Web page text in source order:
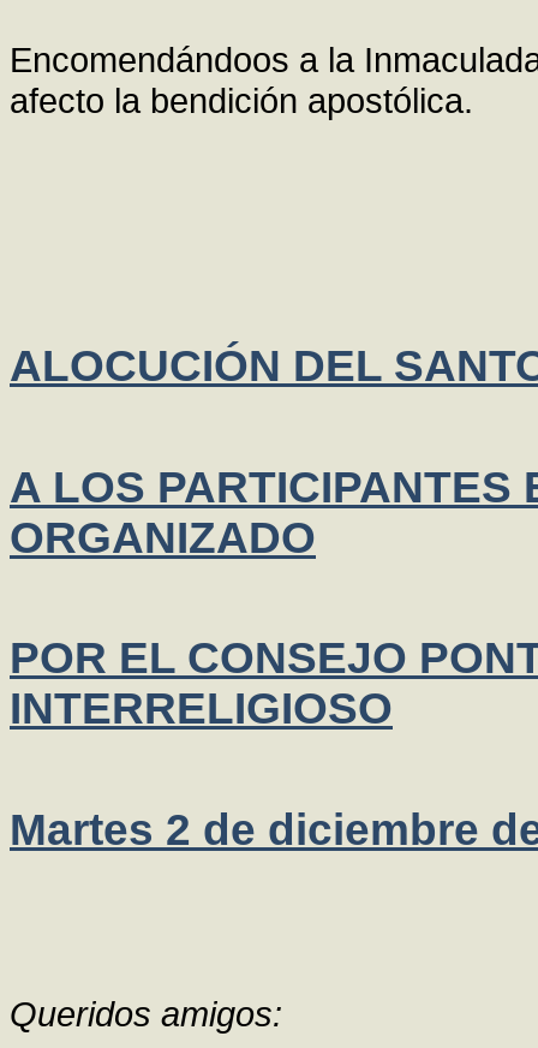
Encomendándoos a la
afecto la bendición apostólica.
ALOCUCIÓN DEL
A LOS PARTICIPANTES
ORGANIZADO
POR EL CONSEJO
INTERRELIGIOSO
Martes 2 de diciembre
Queridos amigos: